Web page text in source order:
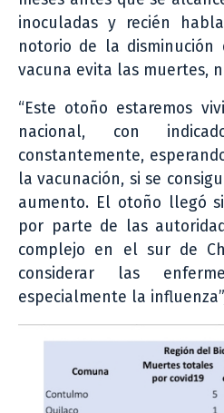
inoculadas y recién
notorio de la disminución
vacuna evita las muertes,
“Este otoño estaremos
nacional, con
constantemente,
la vacunación, si se
aumento. El otoño llegó
por parte de las
complejo en el sur de
considerar las
especialmente la